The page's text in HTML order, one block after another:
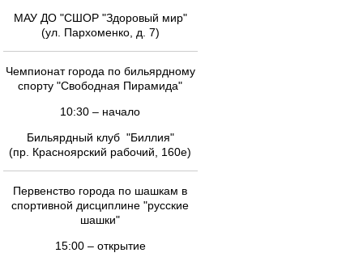
МАУ ДО "СШОР "Здоровый мир"
(ул. Пархоменко, д. 7)
Чемпионат города по бильярдному
спорту "Свободная Пирамида"
10:30 – начало
Бильярдный клуб "Биллия"
(пр. Красноярский рабочий, 160е)
Первенство города по шашкам в
спортивной дисциплине "русские
шашки"
15:00 – открытие